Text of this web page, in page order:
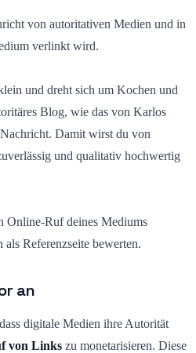
von autoritativen Medien und in
verlinkt wird.
und dreht sich um Kochen und
Blog, wie das von Karlos
Damit wirst du von
und qualitativ hochwertig
Online-Ruf deines Mediums
Referenzseite bewerten.
an
digitale Medien ihre Autorität
von Links zu monetarisieren. Diese